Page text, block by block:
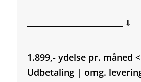
___________________________ ⇓
1.899,- ydelse pr. måned
Udbetaling | omg.